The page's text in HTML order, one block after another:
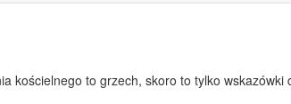
kościelnego to grzech, skoro to tylko